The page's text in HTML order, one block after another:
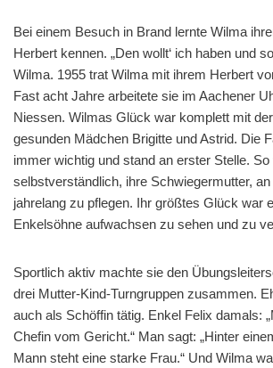
Bei einem Besuch in Brand lernte Wilma
Herbert kennen. „Den wollt‘ ich haben und
Wilma. 1955 trat Wilma mit ihrem Herbert
Fast acht Jahre arbeitete sie im Aachener
Niessen. Wilmas Glück war komplett mit
gesunden Mädchen Brigitte und Astrid. Die
immer wichtig und stand an erster Stelle.
selbstverständlich, ihre Schwiegermutter,
jahrelang zu pflegen. Ihr größtes Glück war
Enkelsöhne aufwachsen zu sehen und zu
Sportlich aktiv machte sie den
drei Mutter-Kind-Turngruppen zusammen.
auch als Schöffin tätig. Enkel Felix damals:
Chefin vom Gericht.“ Man sagt: „Hinter
Mann steht eine starke Frau.“ Und Wilma